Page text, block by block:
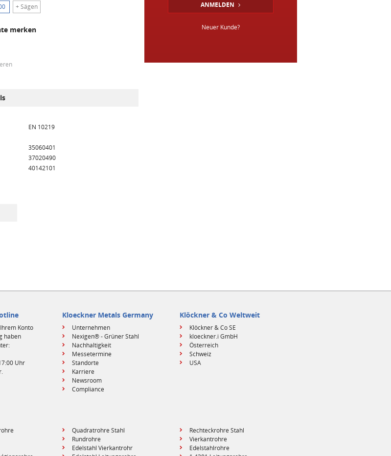
+ Sägen
merken
EN 10219
35060401
37020490
40142101
ANMELDEN
Neuer Kunde?
Konto
haben
Uhr
Kloeckner Metals Germany
Unternehmen
Nexigen® - Grüner Stahl
Nachhaltigkeit
Messetermine
Standorte
Karriere
Newsroom
Compliance
Klöckner & Co Weltweit
Klöckner & Co SE
kloeckner.i GmbH
Österreich
Schweiz
USA
Quadratrohre Stahl
Rechteckrohre Stahl
Rundrohre
Vierkantrohre
Edelstahl Vierkantrohr
Edelstahlrohre